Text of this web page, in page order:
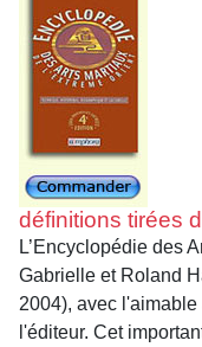
définitions tirées
L’Encyclopédie des
Gabrielle et Roland
2004), avec
l'éditeur. Cet